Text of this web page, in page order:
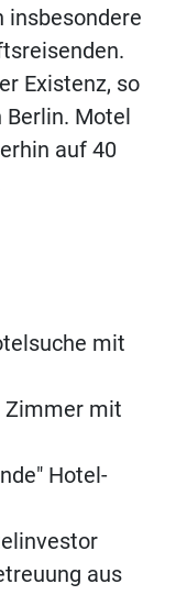
insbesondere
Existenz, so
Motel
auf 40
mit
Zimmer mit
Hotel-
aus